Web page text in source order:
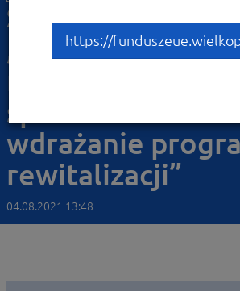
Szkolenie online
„Zarządzanie
społeczności
wdrażanie
rewitalizacji”
04.08.2021 13:48
https://